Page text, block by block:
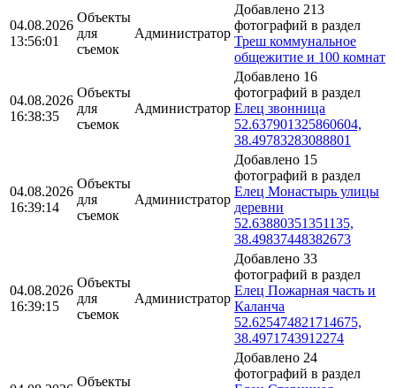
04.08.2026
13:56:01
Объекты
для
съемок
Администратор
Добавлено 213
фотографий в раздел
Треш коммунальное
общежитие и 100 комнат
04.08.2026
16:38:35
Объекты
для
съемок
Администратор
Добавлено 16
фотографий в раздел
Елец звонница
52.637901325860604,
38.49783283088801
04.08.2026
16:39:14
Объекты
для
съемок
Администратор
Добавлено 15
фотографий в раздел
Елец Монастырь улицы
деревни
52.63880351351135,
38.49837448382673
04.08.2026
16:39:15
Объекты
для
съемок
Администратор
Добавлено 33
фотографий в раздел
Елец Пожарная часть и
Каланча
52.625474821714675,
38.4971743912274
Объекты
Добавлено 24
фотографий в раздел